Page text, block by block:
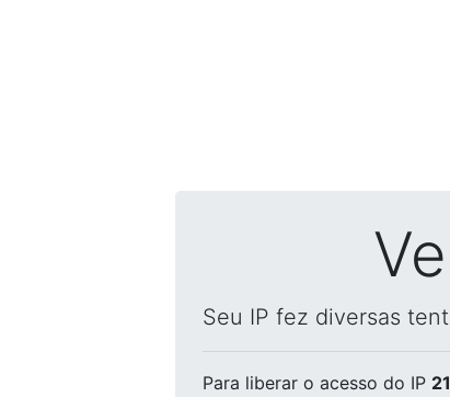
Seu IP fez diversas
Para liberar o acesso do IP